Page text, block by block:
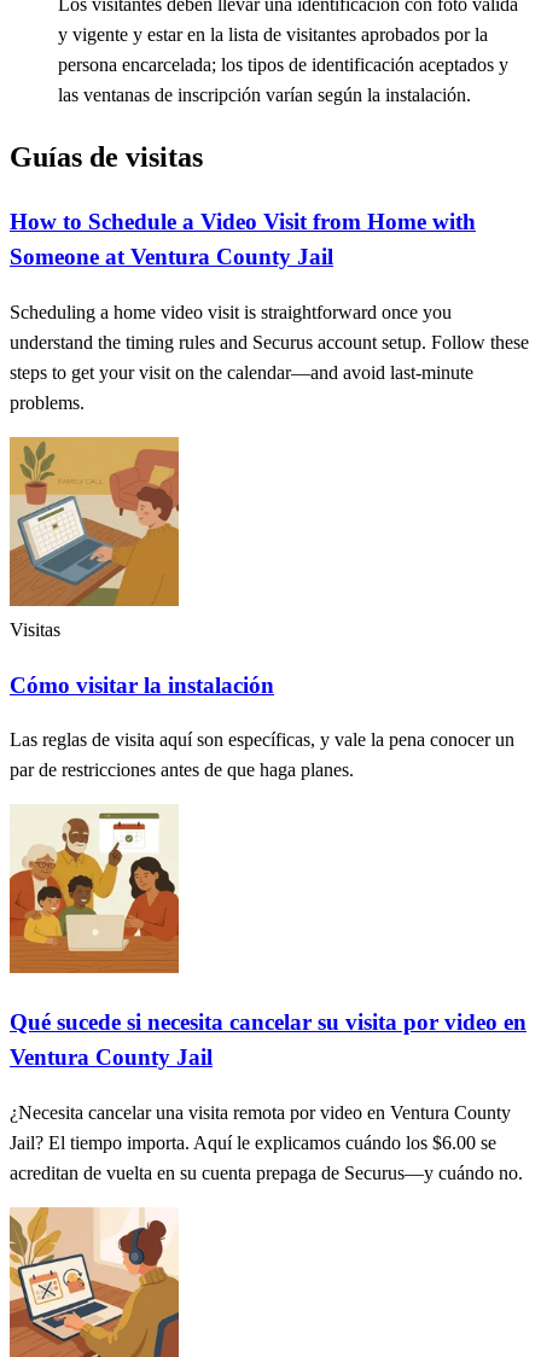
Los visitantes deben llevar una identificación con foto válida
y vigente y estar en la lista de visitantes aprobados por la
persona encarcelada; los tipos de identificación aceptados y
las ventanas de inscripción varían según la instalación.
Guías de visitas
How to Schedule a Video Visit from Home with
Someone at Ventura County Jail
Scheduling a home video visit is straightforward once you
understand the timing rules and Securus account setup. Follow these
steps to get your visit on the calendar—and avoid last-minute
problems.
Visitas
Cómo visitar la instalación
Las reglas de visita aquí son específicas, y vale la pena conocer un
par de restricciones antes de que haga planes.
Qué sucede si necesita cancelar su visita por video en
Ventura County Jail
¿Necesita cancelar una visita remota por video en Ventura County
Jail? El tiempo importa. Aquí le explicamos cuándo los $6.00 se
acreditan de vuelta en su cuenta prepaga de Securus—y cuándo no.